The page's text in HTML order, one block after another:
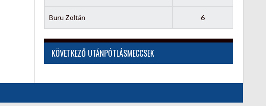
Buru Zoltán 6
KÖVETKEZŐ UTÁNPÓTLÁSMECCSEK